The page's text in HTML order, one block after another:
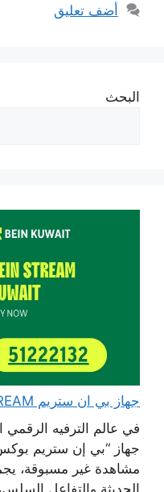
أضف تعليق
البحث
جهاز بي ان ستريم beIN STREAM الكويت مع اشتراك
في عالم الترفيه الرقمي
جهاز “بي إن ستريم
مشاهدة غير مسبوقة،
الحديثة والتفاعل